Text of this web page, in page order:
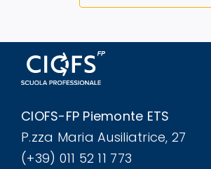
CIOFS-FP Piemonte ETS
P.zza Maria Ausiliatrice, 27
(+39) 011 52 11 773